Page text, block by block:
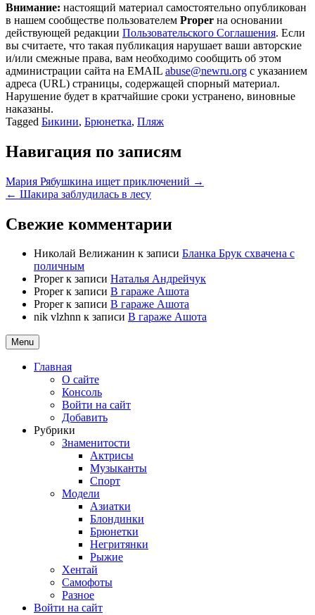
Внимание: настоящий материал самостоятельно опубликован
в нашем сообществе пользователем Proper на основании
действующей редакции Пользовательского Соглашения. Если
вы считаете, что такая публикация нарушает ваши авторские
и/или смежные права, вам необходимо сообщить об этом
администрации сайта на EMAIL abuse@newru.org с указанием
адреса (URL) страницы, содержащей спорный материал.
Нарушение будет в кратчайшие сроки устранено, виновные
наказаны.
Tagged Бикини, Брюнетка, Пляж
Навигация по записям
Мария Рябушкина ищет приключений →
← Шакира заблудилась в лесу
Свежие комментарии
Николай Велижанин к записи Бланка Брук схвачена с
поличным
Properк записи Наталья Андрейчук
Properк записи В гараже Ашота
Properк записи В гараже Ашота
nik vlzhnn к записи В гараже Ашота
Menu
Главная
О сайте
Консоль
Войти на сайт
Добавить
Рубрики
Знаменитости
Актрисы
Музыканты
Спорт
Модели
Азиатки
Блондинки
Брюнетки
Негритянки
Рыжие
Хентай
Самофоты
Разное
Войти на сайт